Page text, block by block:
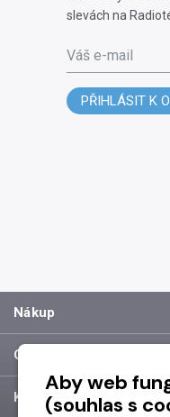
slevách na
Váš e-mail
PŘIHLÁSIT K
Nákup
O společnosti
Kontakt
Aby web
(souhlas s